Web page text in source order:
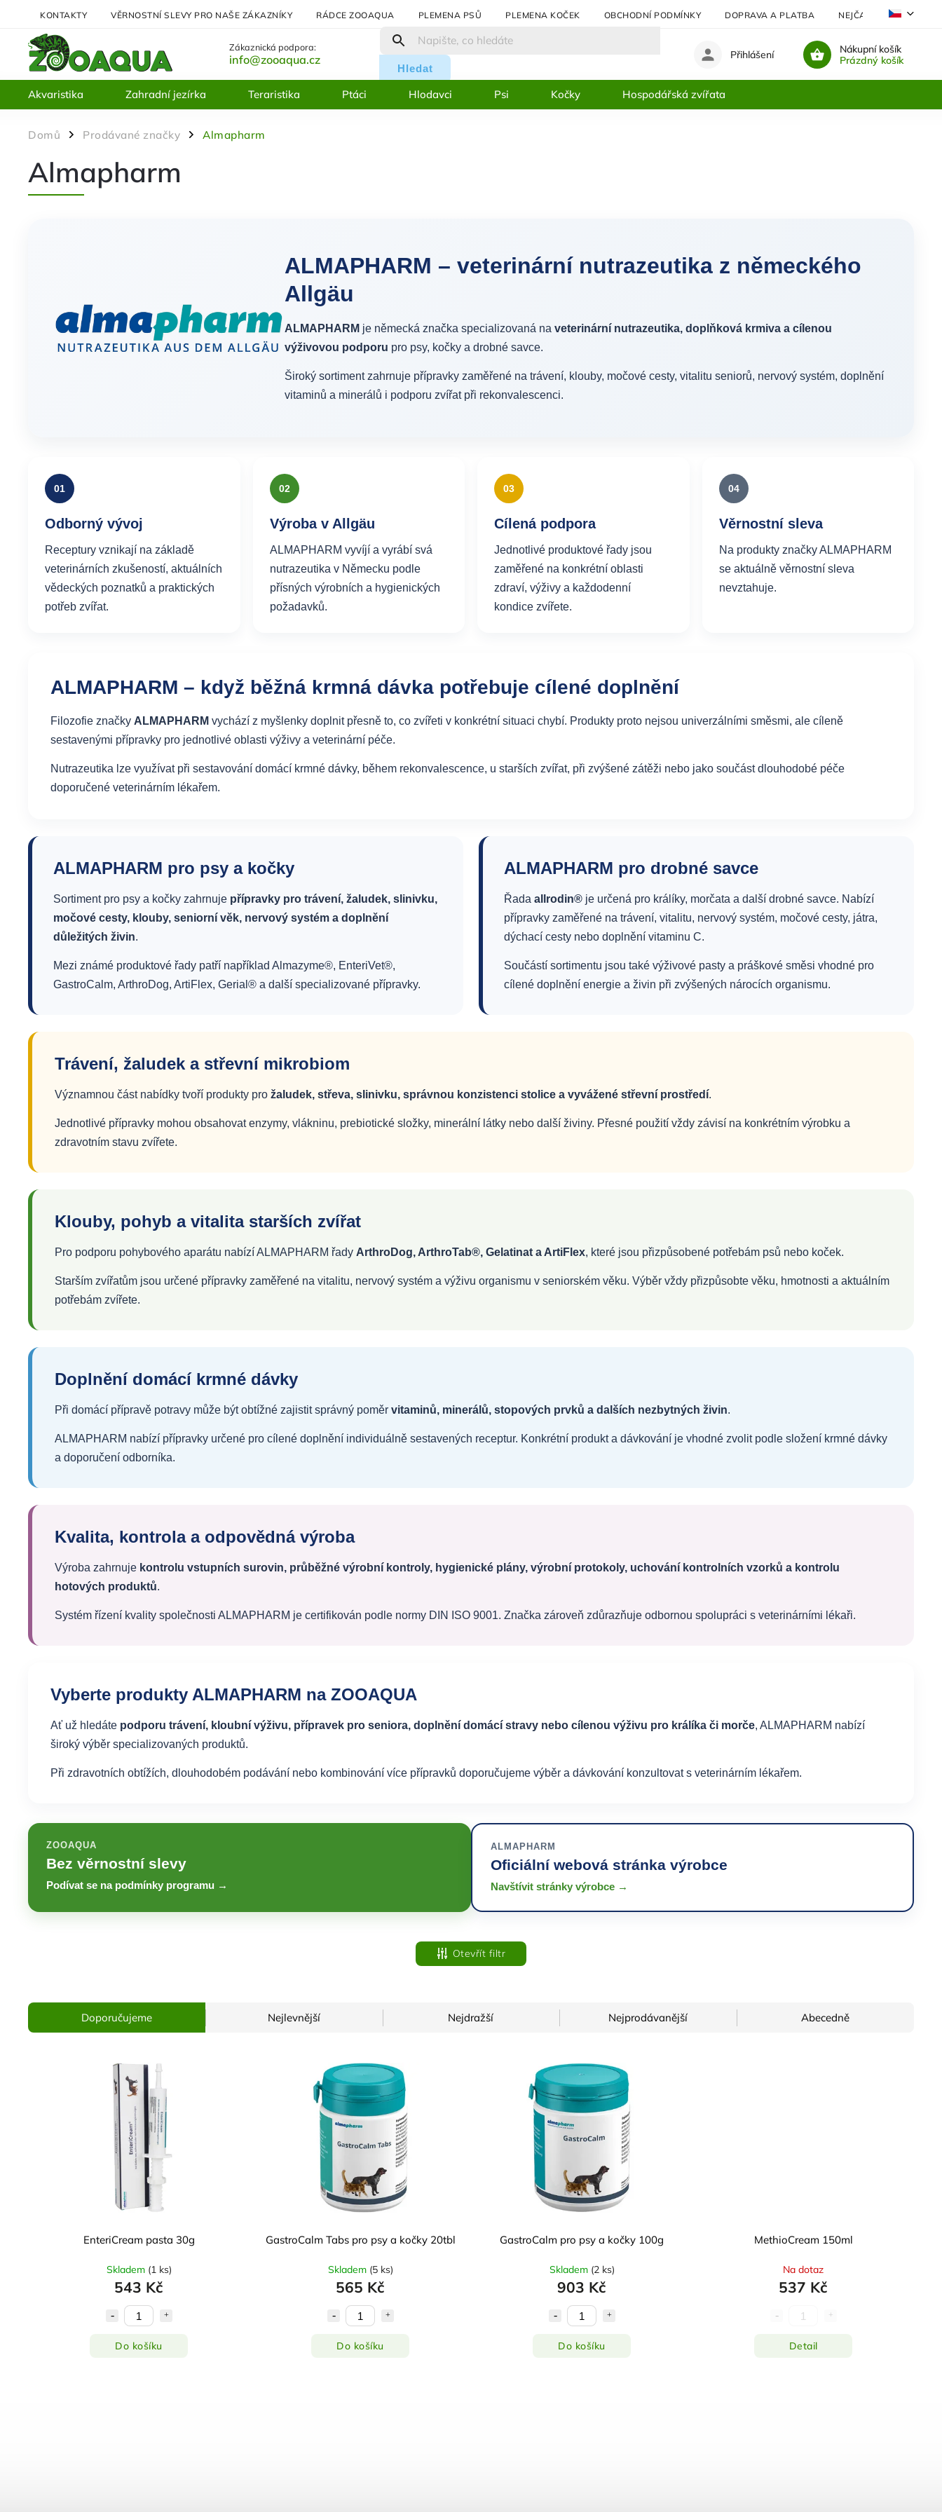
KONTAKTY VĚRNOSTNÍ SLEVY PRO NAŠE ZÁKAZNÍKY RÁDCE ZOOAQUA PLEMENA PSŮ PLEMENA KOČEK OBCHODNÍ PODMÍNKY DOPRAVA A PLATBA NEJČASTĚJI KLADENÉ
Zákaznická podpora:
info@zooaqua.cz
Hledat
Nákupní košík
Prázdný košík
Přihlášení
Akvaristika Zahradní jezírka Teraristika Ptáci Hlodavci Psi Kočky Hospodářská zvířata
Domů / Prodávané značky / Almapharm
Almapharm
ALMAPHARM – veterinární nutrazeutika z německého
Allgäu
ALMAPHARM je německá značka specializovaná na veterinární nutrazeutika, doplňková krmiva a cílenou
výživovou podporu pro psy, kočky a drobné savce.
Široký sortiment zahrnuje přípravky zaměřené na trávení, klouby, močové cesty, vitalitu seniorů, nervový systém, doplnění
vitaminů a minerálů i podporu zvířat při rekonvalescenci.
01
Odborný vývoj
Receptury vznikají na základě
veterinárních zkušeností, aktuálních
vědeckých poznatků a praktických
potřeb zvířat.
02
Výroba v Allgäu
ALMAPHARM vyvíjí a vyrábí svá
nutrazeutika v Německu podle
přísných výrobních a hygienických
požadavků.
03
Cílená podpora
Jednotlivé produktové řady jsou
zaměřené na konkrétní oblasti
zdraví, výživy a každodenní
kondice zvířete.
04
Věrnostní sleva
Na produkty značky ALMAPHARM
se aktuálně věrnostní sleva
nevztahuje.
ALMAPHARM – když běžná krmná dávka potřebuje cílené doplnění
Filozofie značky ALMAPHARM vychází z myšlenky doplnit přesně to, co zvířeti v konkrétní situaci chybí. Produkty proto nejsou univerzálními směsmi, ale cíleně
sestavenými přípravky pro jednotlivé oblasti výživy a veterinární péče.
Nutrazeutika lze využívat při sestavování domácí krmné dávky, během rekonvalescence, u starších zvířat, při zvýšené zátěži nebo jako součást dlouhodobé péče
doporučené veterinárním lékařem.
ALMAPHARM pro psy a kočky
Sortiment pro psy a kočky zahrnuje přípravky pro trávení, žaludek, slinivku,
močové cesty, klouby, seniorní věk, nervový systém a doplnění
důležitých živin.
Mezi známé produktové řady patří například Almazyme®, EnteriVet®,
GastroCalm, ArthroDog, ArtiFlex, Gerial® a další specializované přípravky.
ALMAPHARM pro drobné savce
Řada allrodin® je určená pro králíky, morčata a další drobné savce. Nabízí
přípravky zaměřené na trávení, vitalitu, nervový systém, močové cesty, játra,
dýchací cesty nebo doplnění vitaminu C.
Součástí sortimentu jsou také výživové pasty a práškové směsi vhodné pro
cílené doplnění energie a živin při zvýšených nárocích organismu.
Trávení, žaludek a střevní mikrobiom
Významnou část nabídky tvoří produkty pro žaludek, střeva, slinivku, správnou konzistenci stolice a vyvážené střevní prostředí.
Jednotlivé přípravky mohou obsahovat enzymy, vlákninu, prebiotické složky, minerální látky nebo další živiny. Přesné použití vždy závisí na konkrétním výrobku a
zdravotním stavu zvířete.
Klouby, pohyb a vitalita starších zvířat
Pro podporu pohybového aparátu nabízí ALMAPHARM řady ArthroDog, ArthroTab®, Gelatinat a ArtiFlex, které jsou přizpůsobené potřebám psů nebo koček.
Starším zvířatům jsou určené přípravky zaměřené na vitalitu, nervový systém a výživu organismu v seniorském věku. Výběr vždy přizpůsobte věku, hmotnosti a aktuálním
potřebám zvířete.
Doplnění domácí krmné dávky
Při domácí přípravě potravy může být obtížné zajistit správný poměr vitaminů, minerálů, stopových prvků a dalších nezbytných živin.
ALMAPHARM nabízí přípravky určené pro cílené doplnění individuálně sestavených receptur. Konkrétní produkt a dávkování je vhodné zvolit podle složení krmné dávky
a doporučení odborníka.
Kvalita, kontrola a odpovědná výroba
Výroba zahrnuje kontrolu vstupních surovin, průběžné výrobní kontroly, hygienické plány, výrobní protokoly, uchování kontrolních vzorků a kontrolu
hotových produktů.
Systém řízení kvality společnosti ALMAPHARM je certifikován podle normy DIN ISO 9001. Značka zároveň zdůrazňuje odbornou spolupráci s veterinárními lékaři.
Vyberte produkty ALMAPHARM na ZOOAQUA
Ať už hledáte podporu trávení, kloubní výživu, přípravek pro seniora, doplnění domácí stravy nebo cílenou výživu pro králíka či morče, ALMAPHARM nabízí
široký výběr specializovaných produktů.
Při zdravotních obtížích, dlouhodobém podávání nebo kombinování více přípravků doporučujeme výběr a dávkování konzultovat s veterinárním lékařem.
ZOOAQUA
Bez věrnostní slevy
Podívat se na podmínky programu →
ALMAPHARM
Oficiální webová stránka výrobce
Navštívit stránky výrobce →
Otevřít filtr
Doporučujeme Nejlevnější Nejdražší Nejprodávanější Abecedně
EnteriCream pasta 30g
Skladem (1 ks)
543 Kč
Do košíku
GastroCalm Tabs pro psy a kočky 20tbl
Skladem (5 ks)
565 Kč
Do košíku
GastroCalm pro psy a kočky 100g
Skladem (2 ks)
903 Kč
Do košíku
MethioCream 150ml
Na dotaz
537 Kč
Detail